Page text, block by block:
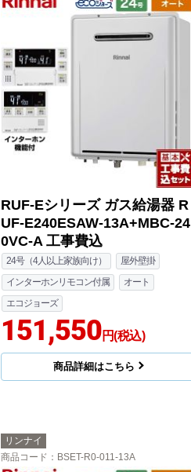
RUF-Eシリーズ ガス給湯器 R
UF-E240ESAW-13A+MBC-24
0VC-A 工事費込
24号（4人以上家族向け）
屋外壁掛
インターホンリモコン付属
オート
エコジョーズ
151,550円(税込)
商品詳細はこちら
リンナイ
商品コード ：BSET-R0-011-13A